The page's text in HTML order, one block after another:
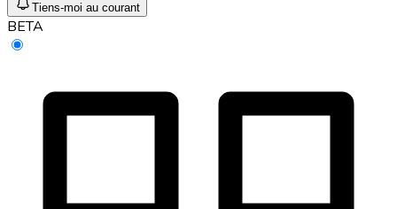
Tiens-moi au courant
BETA